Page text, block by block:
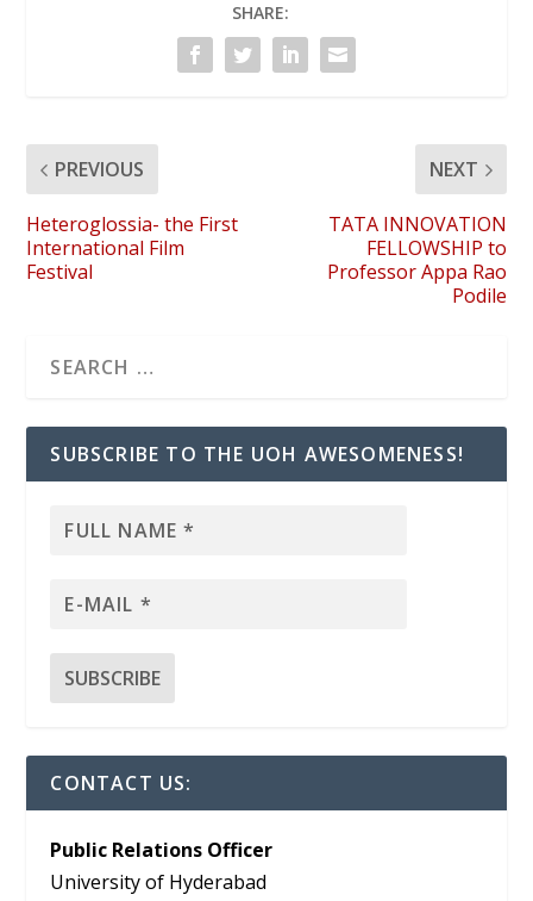
SHARE:
PREVIOUS
Heteroglossia- the First
International Film
Festival
NEXT
TATA INNOVATION
FELLOWSHIP to
Professor Appa Rao
Podile
SUBSCRIBE TO THE UOH AWESOMENESS!
CONTACT US:
Public Relations Officer
University of Hyderabad